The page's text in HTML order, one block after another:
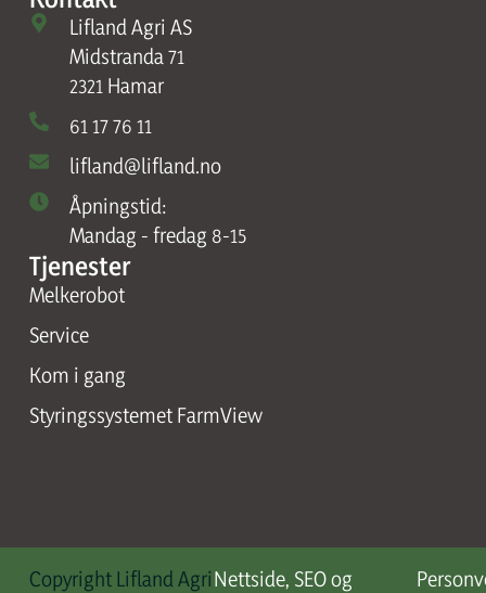
Lifland Agri AS
Midstranda 71
2321 Hamar
61 17 76 11
lifland@lifland.no
Åpningstid:
Mandag - fredag 8-15
Tjenester
Melkerobot
Service
Kom i gang
Styringssystemet FarmView
Copyright Lifland AgriNettside, SEO og